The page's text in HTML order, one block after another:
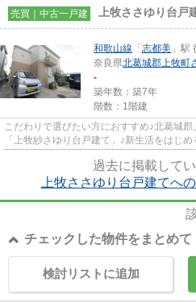
売買｜中古一戸建 上牧ささゆり台戸
和歌山線 「 志都美 」駅
奈良県北葛城郡上牧町
-
築年数：築7年
階数：1階建
こだわりで選びたい方におすすめ♪北葛城
「上牧紗さゆり台戸建て」♪新生活をはじ
過去に掲載してい
上牧ささゆり台戸建てへ
チェックした物件をまとめて
検討リストに追加